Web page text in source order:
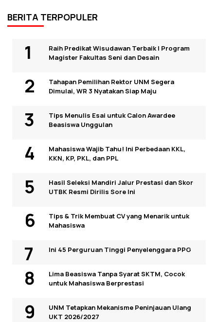
BERITA TERPOPULER
Raih Predikat Wisudawan Terbaik I Program
Magister Fakultas Seni dan Desain
Tahapan Pemilihan Rektor UNM Segera
Dimulai, WR 3 Nyatakan Siap Maju
Tips Menulis Esai untuk Calon Awardee
Beasiswa Unggulan
Mahasiswa Wajib Tahu! Ini Perbedaan KKL,
KKN, KP, PKL, dan PPL
Hasil Seleksi Mandiri Jalur Prestasi dan Skor
UTBK Resmi Dirilis Sore Ini
Tips & Trik Membuat CV yang Menarik untuk
Mahasiswa
Ini 45 Perguruan Tinggi Penyelenggara PPG
Lima Beasiswa Tanpa Syarat SKTM, Cocok
untuk Mahasiswa Berprestasi
UNM Tetapkan Mekanisme Peninjauan Ulang
UKT 2026/2027